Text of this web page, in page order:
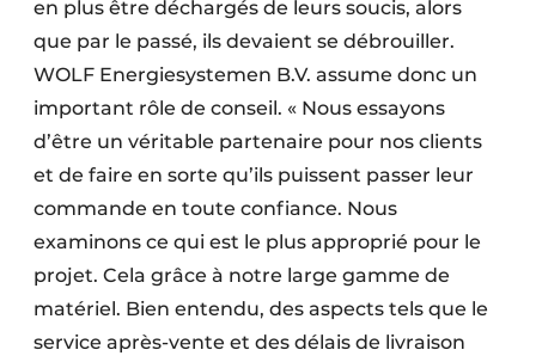
en plus être déchargés de leurs soucis, alors
que par le passé, ils devaient se débrouiller.
WOLF ­Energiesystemen B.V. assume donc un
important rôle de conseil. « Nous essayons
d’être un véritable partenaire pour nos clients
et de faire en sorte qu’ils puissent passer leur
commande en toute confiance. Nous
examinons ce qui est le plus approprié pour le
projet. Cela grâce à notre large gamme de
matériel. Bien entendu, des aspects tels que le
service après-vente et des délais de livraison